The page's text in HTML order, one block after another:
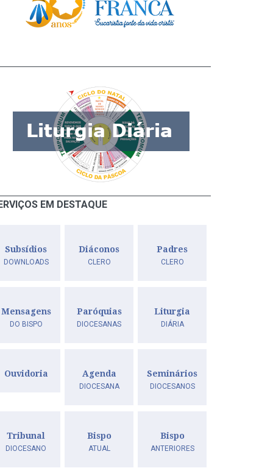
EM DESTAQUE
Subsídios
DOWNLOADS
Diáconos
CLERO
Padres
CLERO
Mensagens
DO BISPO
Paróquias
DIOCESANAS
Liturgia
DIÁRIA
Ouvidoria Agenda
DIOCESANA
Seminários
DIOCESANOS
Tribunal
DIOCESANO
Bispo
ATUAL
Bispo
ANTERIORES